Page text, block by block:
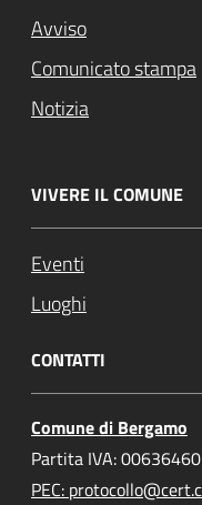
Avviso
Comunicato stampa
Notizia
VIVERE IL COMUNE
Eventi
Luoghi
CONTATTI
Comune di Bergamo
Partita IVA:
PEC: